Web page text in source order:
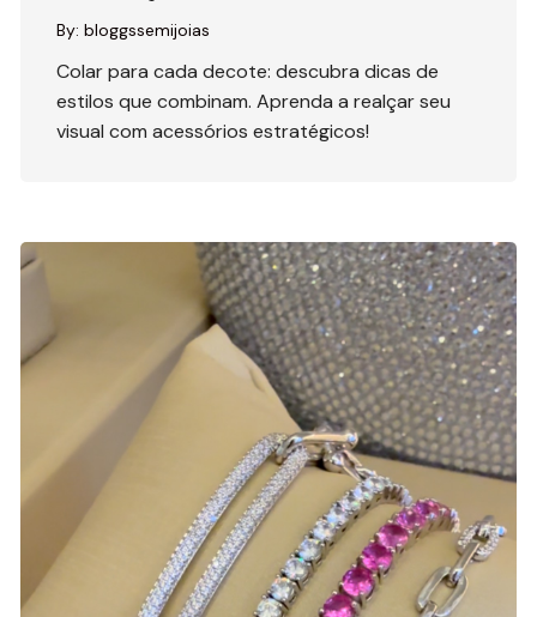
By: bloggssemijoias
Colar para cada decote: descubra dicas de
estilos que combinam. Aprenda a realçar seu
visual com acessórios estratégicos!